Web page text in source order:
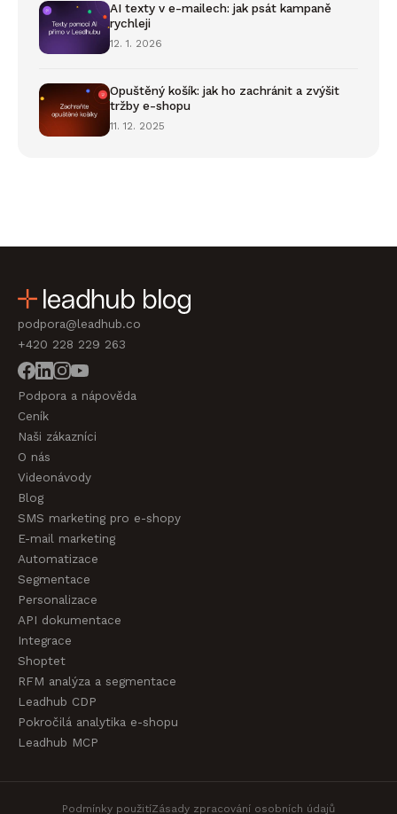
AI texty v e-mailech: jak psát kampaně
rychleji
12. 1. 2026
Opuštěný košík: jak ho zachránit a zvýšit
tržby e-shopu
11. 12. 2025
podpora@leadhub.co
+420 228 229 263
Podpora a nápověda
Ceník
Naši zákazníci
O nás
Videonávody
Blog
SMS marketing pro e-shopy
E-mail marketing
Automatizace
Segmentace
Personalizace
API dokumentace
Integrace
Shoptet
RFM analýza a segmentace
Leadhub CDP
Pokročilá analytika e-shopu
Leadhub MCP
Podmínky použitíZásady zpracování osobních údajů